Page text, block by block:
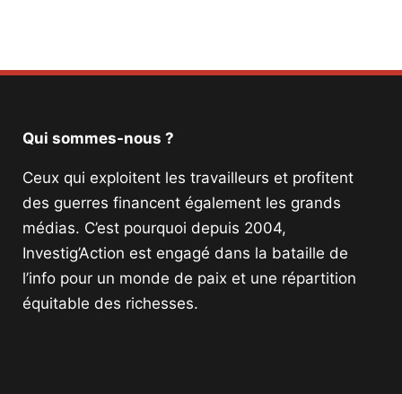
Qui sommes-nous ?
Ceux qui exploitent les travailleurs et profitent
des guerres financent également les grands
médias. C’est pourquoi depuis 2004,
Investig’Action est engagé dans la bataille de
l’info pour un monde de paix et une répartition
équitable des richesses.